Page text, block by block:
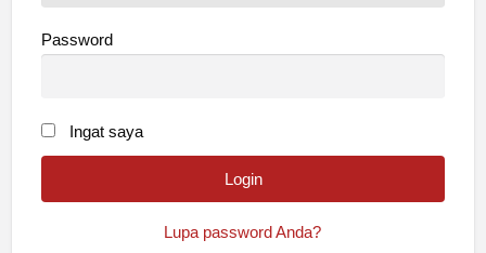
Password
Ingat saya
Lupa password Anda?